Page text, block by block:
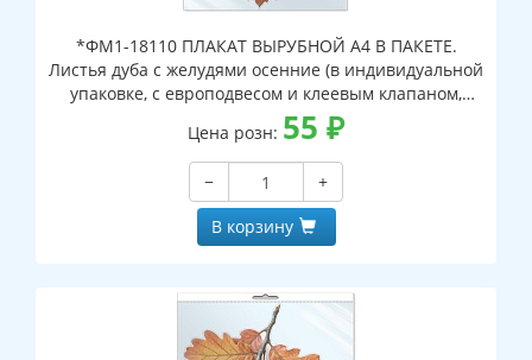
*ФМ1-18110 ПЛАКАТ ВЫРУБНОЙ А4 В ПАКЕТЕ.
Листья дуба с желудями осенние (в индивидуальной
упаковке, с европодвесом и клеевым клапаном,
двухсторонний, ВД-лак)
Цена розн: 55 ₽
−
+
В корзину